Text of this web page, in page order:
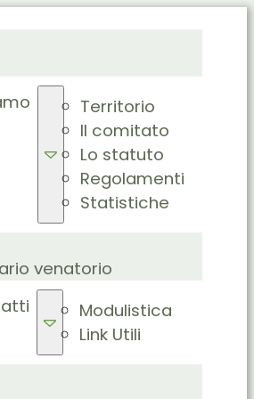
Territorio
Il comitato
Lo statuto
Regolamenti
Statistiche
venatorio
Modulistica
Link Utili